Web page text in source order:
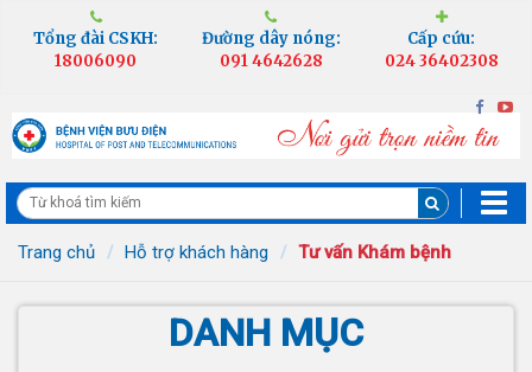
Tổng đài CSKH:
18006090
Đường dây nóng:
091 4642628
Cấp cứu:
024 36402308
Trang chủ Hỗ trợ khách hàng Tư vấn Khám bệnh
DANH MỤC